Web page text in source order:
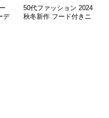
デ
50代ファッション 2024
秋冬新作 フード付きニ